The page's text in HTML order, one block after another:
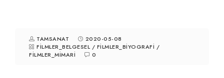
TAMSANAT
2020-05-08
FILMLER_BELGESEL / FILMLER_BIYOGRAFI /
FILMLER_MIMARI
0